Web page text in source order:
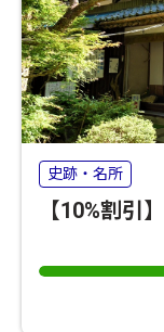
史跡・名所
【10%割引